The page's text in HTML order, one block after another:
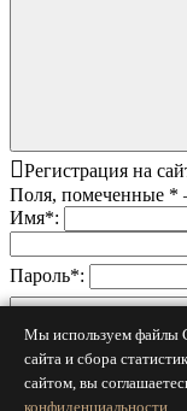
Регистрация на
Поля, помеченные *
Имя*:
Пароль*:
Код с картинки*:
Я принимаю
конфиденциальности
Мы используем файлы
сайта и сбора
сайтом, вы
конфиденциальности